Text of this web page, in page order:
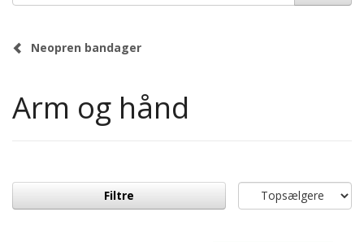
Neopren bandager
Arm og hånd
Filtre